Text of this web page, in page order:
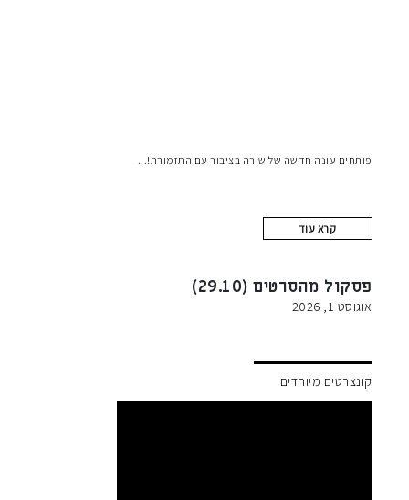
פותחים עונה חדשה של שירה בציבור עם התזמורת!
קרא עוד
פסקול מהסרטים (29.10)
אוגוסט 1, 2026
קונצרטים מיוחדים